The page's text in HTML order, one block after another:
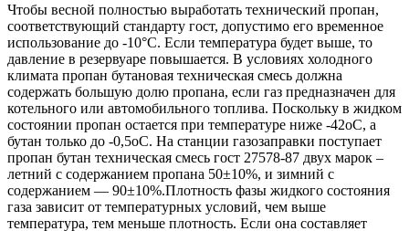
Чтобы весной полностью выработать технический пропан,
соответствующий стандарту гост, допустимо его временное
использование до -10°С. Если температура будет выше, то
давление в резервуаре повышается. В условиях холодного
климата пропан бутановая техническая смесь должна
содержать большую долю пропана, если газ предназначен для
котельного или автомобильного топлива. Поскольку в жидком
состоянии пропан остается при температуре ниже -42оС, а
бутан только до -0,5оС. На станции газозаправки поступает
пропан бутан техническая смесь гост 27578-87 двух марок –
летний с содержанием пропана 50±10%, и зимний с
содержанием — 90±10%.Плотность фазы жидкого состояния
газа зависит от температурных условий, чем выше
температура, тем меньше плотность. Если она составляет